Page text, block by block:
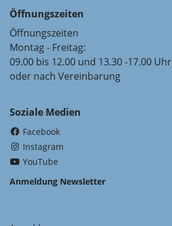
Öffnungszeiten
Öffnungszeiten
Montag - Freitag:
09.00 bis 12.00 und 13.30 -17.00 Uhr
oder nach Vereinbarung
Soziale Medien
Facebook
Instagram
YouTube
Anmeldung Newsletter